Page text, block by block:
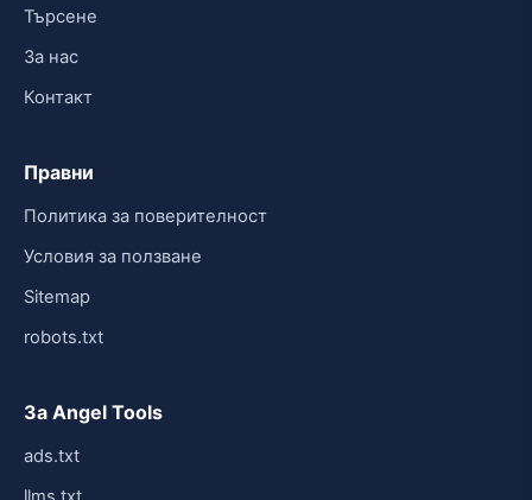
Търсене
За нас
Контакт
Правни
Политика за поверителност
Условия за ползване
Sitemap
robots.txt
За Angel Tools
ads.txt